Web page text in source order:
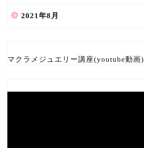
2021年8月
マクラメジュエリー講座(youtube動画)